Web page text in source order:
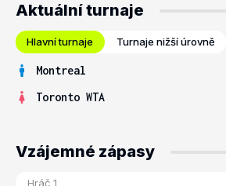
Aktuální turnaje
Hlavní turnaje Turnaje nižší úrovně
Montreal
Toronto WTA
Vzájemné zápasy